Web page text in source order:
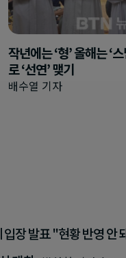
작년에는 ‘형’ 올해는 ‘
로 ‘선연’ 맺기
배수열 기자
장 발표 "현황 반영 안